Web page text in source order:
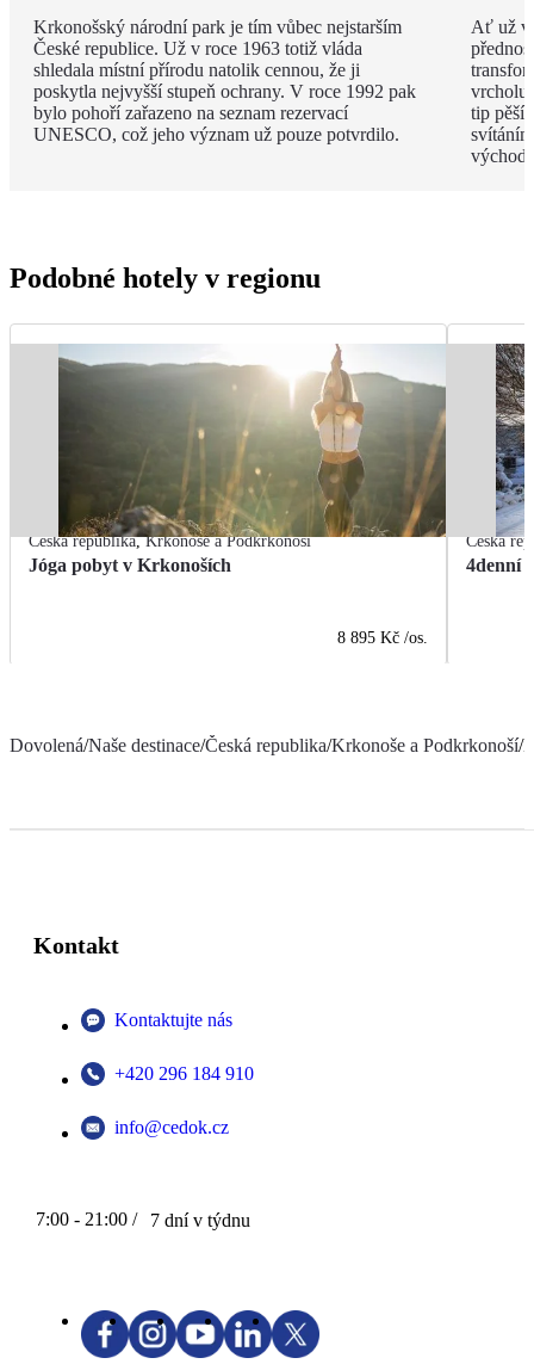
Krkonošský národní park je tím vůbec nejstarším
České republice. Už v roce 1963 totiž vláda
shledala místní přírodu natolik cennou, že ji
poskytla nejvyšší stupeň ochrany. V roce 1992 pak
bylo pohoří zařazeno na seznam rezervací
UNESCO, což jeho význam už pouze potvrdilo.
Ať už
vrcholu
tip
východ
Podobné hotely v regionu
Česká republika,Krkonoše a Podkrkonoší
Jóga pobyt v Krkonoších
8 895 Kč /os.
Česká
4denní
Dovolená/Naše destinace/Česká republika/Krkonoše a Podkrkonoší/
Kontakt
Kontaktujte nás
+420 296 184 910
info@cedok.cz
7:00 - 21:00 / 7 dní v týdnu